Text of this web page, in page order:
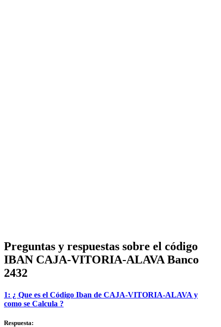
Preguntas y respuestas sobre el código
IBAN CAJA-VITORIA-ALAVA Banco
2432
1: ¿ Que es el Código Iban de CAJA-VITORIA-ALAVA y
como se Calcula ?
Respuesta: